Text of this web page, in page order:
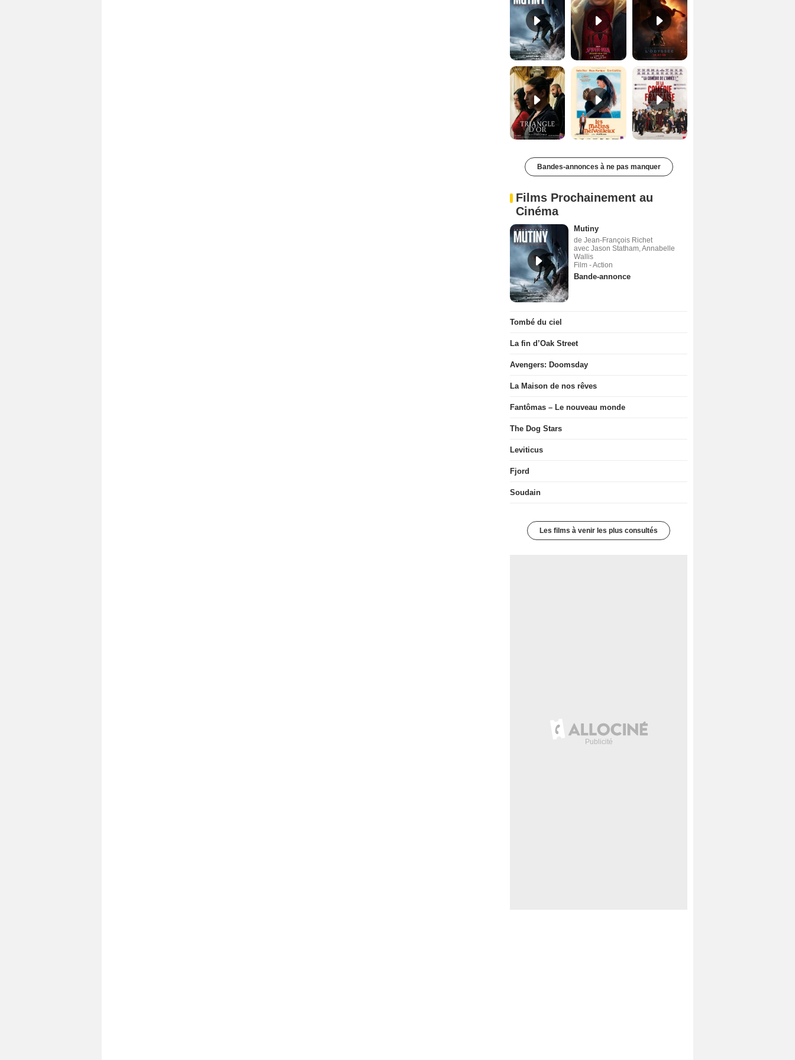
Le Triangle d'or Bande-annonce VF De la Comédie-Française Teaser VF
Bandes-annonces à ne pas manquer
Films Prochainement au
Cinéma
Mutiny
de Jean-François Richet
avec Jason Statham, Annabelle
Wallis
Film - Action
Bande-annonce
Tombé du ciel
La fin d’Oak Street
Avengers: Doomsday
La Maison de nos rêves
Fantômas – Le nouveau monde
The Dog Stars
Leviticus
Fjord
Soudain
Les films à venir les plus consultés